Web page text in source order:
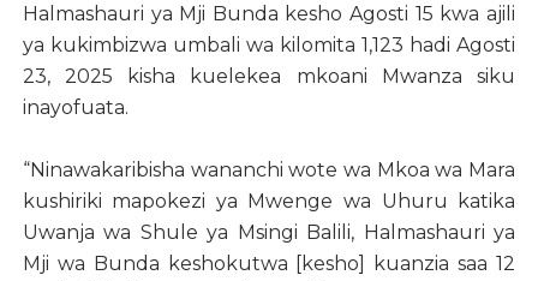
Halmashauri ya Mji Bunda kesho Agosti 15 kwa ajili
ya kukimbizwa umbali wa kilomita 1,123 hadi Agosti
23, 2025 kisha kuelekea mkoani Mwanza siku
inayofuata.
“Ninawakaribisha wananchi wote wa Mkoa wa Mara
kushiriki mapokezi ya Mwenge wa Uhuru katika
Uwanja wa Shule ya Msingi Balili, Halmashauri ya
Mji wa Bunda keshokutwa [kesho] kuanzia saa 12